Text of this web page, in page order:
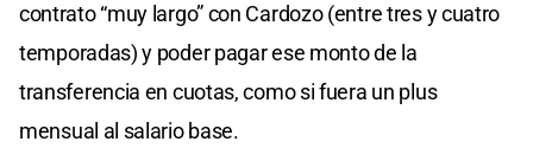
contrato “muy largo” con Cardozo (entre tres y cuatro
temporadas) y poder pagar ese monto de la
transferencia en cuotas, como si fuera un plus
mensual al salario base.